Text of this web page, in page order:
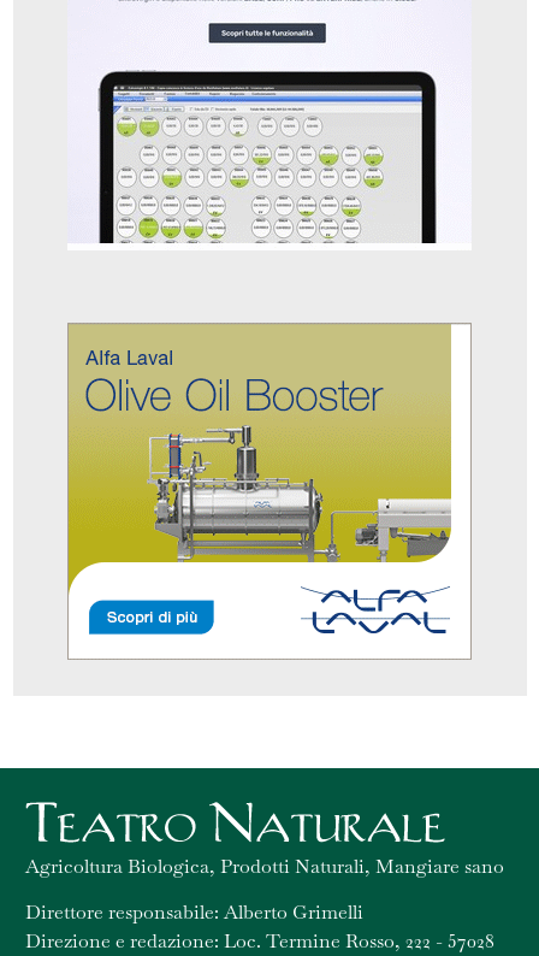
Agricoltura Biologica, Prodotti Naturali, Mangiare sano
Direttore responsabile: Alberto Grimelli
Direzione e redazione: Loc. Termine Rosso, 222 - 57028